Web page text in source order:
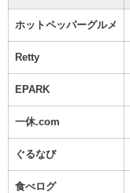
ホットペッパーグルメ
Retty
EPARK
一休.com
ぐるなび
食べログ